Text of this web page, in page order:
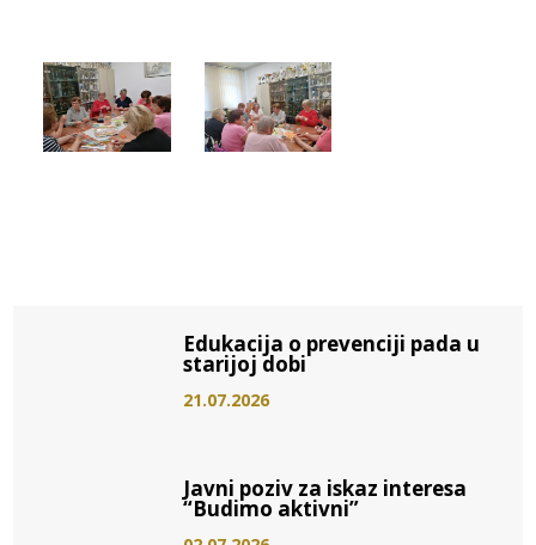
Edukacija o prevenciji pada u
starijoj dobi
21.07.2026
Javni poziv za iskaz interesa
“Budimo aktivni”